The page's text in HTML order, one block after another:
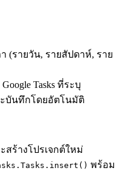
(รายวัน, รายสัปดาห์, ราย
Tasks ที่ระบุ
บันทึกโดยอัตโนมัติ
สร้างโปรเจกต์ใหม่
พร้อม